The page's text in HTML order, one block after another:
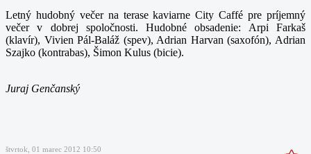
Letný hudobný večer na terase kaviarne City Caffé pre príjemný
večer v dobrej spoločnosti. Hudobné obsadenie: Arpi Farkaš
(klavír), Vivien Pál-Baláž (spev), Adrian Harvan (saxofón), Adrian
Szajko (kontrabas), Šimon Kulus (bicie).
Juraj Genčanský
štvrtok, 01 marec 2012 10:50